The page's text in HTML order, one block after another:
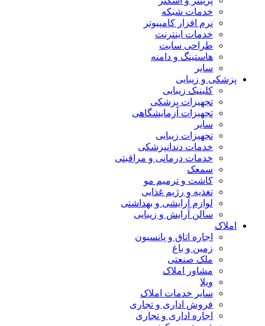
خدمات شبکه
نرم افزار کامپیوتر
خدمات اینترنت
طراحی سایت
هاستینگ و دامنه
سایر
پزشکی و زیبایی
کلینیک زیبایی
تجهیزات پزشکی
تجهیزات آزمایشگاهی
سایر
تجهیزات زیبایی
خدمات دندانپزشکی
خدمات درمانی و مراقبتی
سمعک
کاشت و ترمیم مو
تغذیه و رژیم غذایی
لوازم آرایشی و بهداشتی
سالن آرایش و زیبایی
املاک
اجاره اتاق و پانسیون
زمین و باغ
ملک صنعتی
مشاور املاک
ویلا
سایر خدمات املاک
فروش اداری و تجاری
اجاره اداری و تجاری